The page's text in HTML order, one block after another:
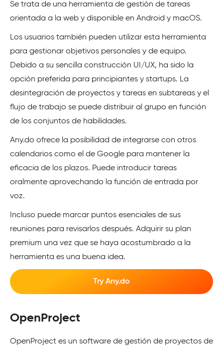
Se trata de una herramienta de gestión de tareas
orientada a la web y disponible en Android y macOS.
Los usuarios también pueden utilizar esta herramienta
para gestionar objetivos personales y de equipo.
Debido a su sencilla construcción UI/UX, ha sido la
opción preferida para principiantes y startups. La
desintegración de proyectos y tareas en subtareas y el
flujo de trabajo se puede distribuir al grupo en función
de los conjuntos de habilidades.
Any.do ofrece la posibilidad de integrarse con otros
calendarios como el de Google para mantener la
eficacia de los plazos. Puede introducir tareas
oralmente aprovechando la función de entrada por
voz.
Incluso puede marcar puntos esenciales de sus
reuniones para revisarlos después. Adquirir su plan
premium una vez que se haya acostumbrado a la
herramienta es una buena idea.
Try Any.do
OpenProject
OpenProject es un software de gestión de proyectos de